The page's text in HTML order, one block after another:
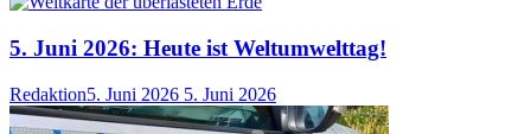
5. Juni 2026: Heute ist Weltumwelttag!
Redaktion5. Juni 2026 5. Juni 2026